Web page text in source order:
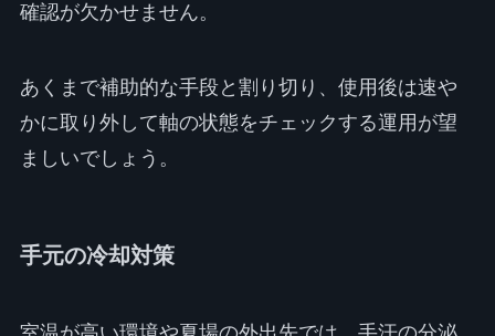
確認が欠かせません。
あくまで補助的な手段と割り切り、使用後は速や
かに取り外して軸の状態をチェックする運用が望
ましいでしょう。
手元の冷却対策